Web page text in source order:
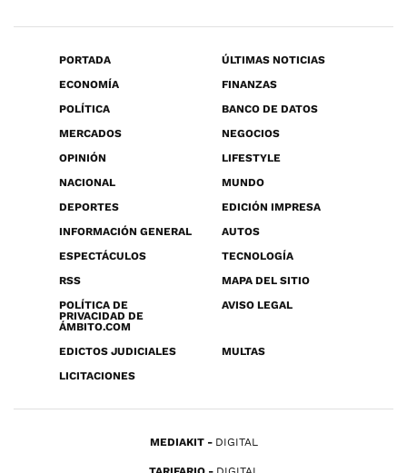
PORTADA
ÚLTIMAS NOTICIAS
ECONOMÍA
FINANZAS
POLÍTICA
BANCO DE DATOS
MERCADOS
NEGOCIOS
OPINIÓN
LIFESTYLE
NACIONAL
MUNDO
DEPORTES
EDICIÓN IMPRESA
INFORMACIÓN GENERAL
AUTOS
ESPECTÁCULOS
TECNOLOGÍA
RSS
MAPA DEL SITIO
POLÍTICA DE
PRIVACIDAD DE
ÁMBITO.COM
AVISO LEGAL
EDICTOS JUDICIALES
MULTAS
LICITACIONES
MEDIAKIT DIGITAL